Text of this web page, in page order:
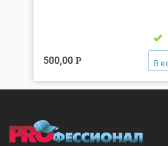
500,00 Р